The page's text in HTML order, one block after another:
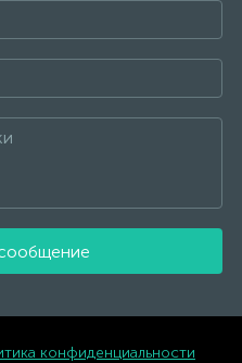
конфиденциальности